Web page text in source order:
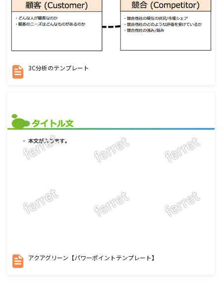
3C分析のテンプレート
アクアグリーン【パワーポイントテンプレート】